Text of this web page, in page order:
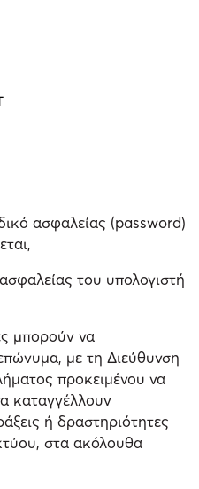
ασφαλείας (password)
του υπολογιστή
μπορούν να
με τη Διεύθυνση
προκειμένου να
καταγγέλλουν
ή δραστηριότητες
στα ακόλουθα